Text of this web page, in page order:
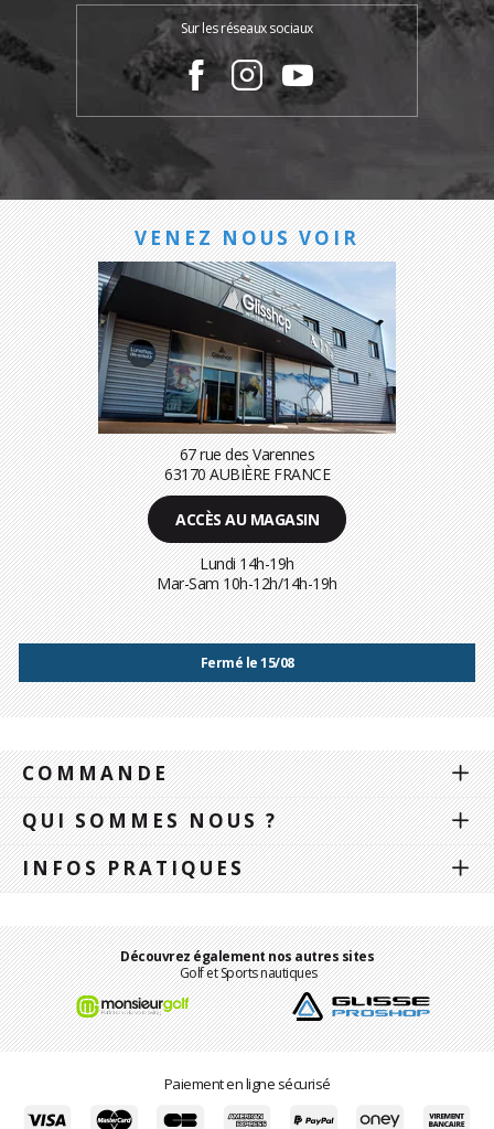
Sur les réseaux sociaux
VENEZ NOUS VOIR
67 rue des Varennes
63170 AUBIÈRE FRANCE
ACCÈS AU MAGASIN
Lundi 14h-19h
Mar-Sam 10h-12h/14h-19h
Fermé le 15/08
COMMANDE
QUI SOMMES NOUS ?
INFOS PRATIQUES
Découvrez également nos autres sites
Golf et Sports nautiques
Paiement en ligne sécurisé